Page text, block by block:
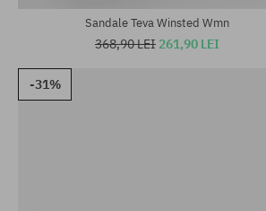
Sandale Teva Winsted Wmn
368,90 LEI 261,90 LEI
-31%